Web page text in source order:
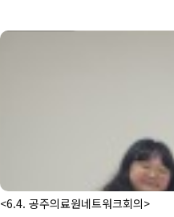
<6.4. 공주의료원네트워크회의>